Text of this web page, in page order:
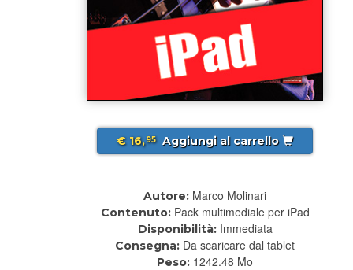
€ 16,95 Aggiungi al carrello
Autore: Marco Molinari
Contenuto: Pack multimediale per iPad
Disponibilità: Immediata
Consegna: Da scaricare dal tablet
Peso: 1242.48 Mo